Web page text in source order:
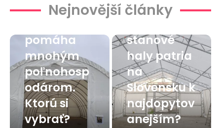
Nejnovější články
Plachtová
pomáha
mnohým
poľnohosp
odárom.
Ktorú si
vybrať?
stanové
haly patria
na
Slovensku k
najdopytov
anejším?